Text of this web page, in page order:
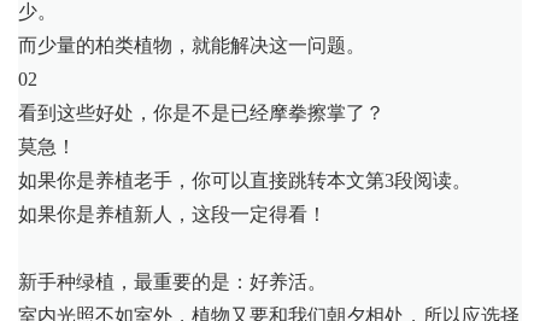
少。
而少量的柏类植物，就能解决这一问题。
02
看到这些好处，你是不是已经摩拳擦掌了？
莫急！
如果你是养植老手，你可以直接跳转本文第3段阅读。
如果你是养植新人，这段一定得看！
新手种绿植，最重要的是：好养活。
室内光照不如室外，植物又要和我们朝夕相处，所以应选择